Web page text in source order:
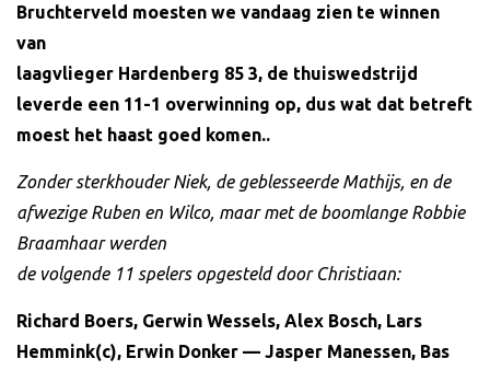
Bruchterveld moesten we vandaag zien te winnen
van
laagvlieger Hardenberg 85 3, de thuiswedstrijd
leverde een 11-1 overwinning op, dus wat dat betreft
moest het haast goed komen..
Zonder sterkhouder Niek, de geblesseerde Mathijs, en de
afwezige Ruben en Wilco, maar met de boomlange Robbie
Braamhaar werden
de volgende 11 spelers opgesteld door Christiaan:
Richard Boers, Gerwin Wessels, Alex Bosch, Lars
Hemmink(c), Erwin Donker — Jasper Manessen, Bas